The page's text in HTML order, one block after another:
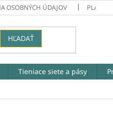
OSOBNÝCH ÚDAJOV
HĽADAŤ
Tieniace siete a pásy